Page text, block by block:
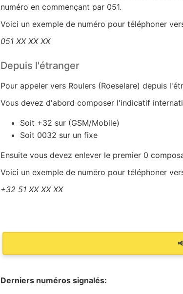
numéro en commençant par 051.
Voici un exemple de numéro pour téléphoner
051 XX XX XX
Depuis l'étranger
Pour appeler vers Roulers (Roeselare) depuis
Vous devez d'abord composer l'indicatif
Soit +32 sur (GSM/Mobile)
Soit 0032 sur un fixe
Ensuite vous devez enlever le premier 0
Voici un exemple de numéro pour téléphoner
+32 51 XX XX XX
Derniers numéros signalés: